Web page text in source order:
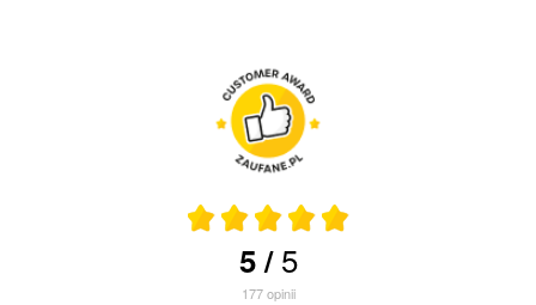
5/5
177opinii